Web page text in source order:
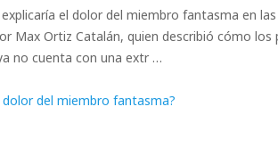
el dolor del miembro fantasma en
Max Ortiz Catalán, quien describió cómo
no cuenta con una extr …
dolor del miembro fantasma?